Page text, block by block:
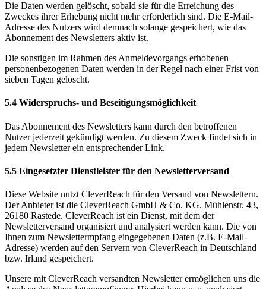
Die Daten werden gelöscht, sobald sie für die Erreichung des
Zweckes ihrer Erhebung nicht mehr erforderlich sind. Die E-Mail-
Adresse des Nutzers wird demnach solange gespeichert, wie das
Abonnement des Newsletters aktiv ist.
Die sonstigen im Rahmen des Anmeldevorgangs erhobenen
personenbezogenen Daten werden in der Regel nach einer Frist von
sieben Tagen gelöscht.
5.4 Widerspruchs- und Beseitigungsmöglichkeit
Das Abonnement des Newsletters kann durch den betroffenen
Nutzer jederzeit gekündigt werden. Zu diesem Zweck findet sich in
jedem Newsletter ein entsprechender Link.
5.5 Eingesetzter Dienstleister für den Newsletterversand
Diese Website nutzt CleverReach für den Versand von Newslettern.
Der Anbieter ist die CleverReach GmbH & Co. KG, Mühlenstr. 43,
26180 Rastede. CleverReach ist ein Dienst, mit dem der
Newsletterversand organisiert und analysiert werden kann. Die von
Ihnen zum Newslettermpfang eingegebenen Daten (z.B. E-Mail-
Adresse) werden auf den Servern von CleverReach in Deutschland
bzw. Irland gespeichert.
Unsere mit CleverReach versandten Newsletter ermöglichen uns die